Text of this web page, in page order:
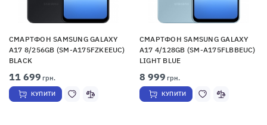
СМАРТФОН SAMSUNG GALAXY
A17 8/256GB (SM-A175FZKEEUC)
BLACK
11 699 грн.
КУПИТИ
СМАРТФОН SAMSUNG GALAXY
A17 4/128GB (SM-A175FLBBEUC)
LIGHT BLUE
8 999 грн.
КУПИТИ